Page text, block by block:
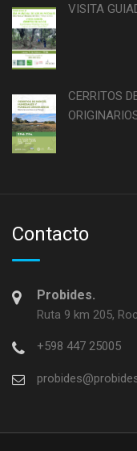
VISITA
CERRITOS
Contacto
Probides.
Ruta 9 km 205,
+598 447 25005